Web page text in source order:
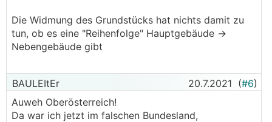
Die Widmung des Grundstücks hat nichts damit zu
tun, ob es eine "Reihenfolge" Hauptgebäude ->
Nebengebäude gibt
BAULEItEr 20.7.2021 (#6)
Auweh Oberösterreich!
Da war ich jetzt im falschen Bundesland,